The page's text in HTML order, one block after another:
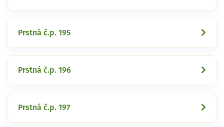
Prstná č.p. 195
Prstná č.p. 196
Prstná č.p. 197